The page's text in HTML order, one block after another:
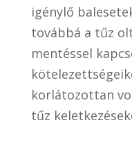
igénylő
továbbá a tűz
mentéssel
korlátozottan
tűz